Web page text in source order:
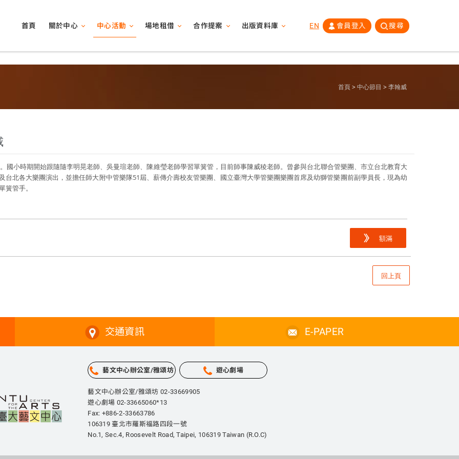
首頁 關於中心 中心活動 場地租借 合作提案 出版資料庫 EN 會員登入 搜尋
首頁 中心節目 李翰威
國小時期開始跟隨隨李明晃老師、吳曼瑄老師、陳維瑩老師學習單簧管，目前師事陳威稜老師。曾參與台北聯合管樂團、市立台北教育大
台北各大樂團演出，並擔任師大附中管樂隊51屆、薪傳介壽校友管樂團、國立臺灣大學管樂團樂團首席及幼獅管樂團前副學員長，現為幼
簧管手。
額滿
回上頁
交通資訊 E-PAPER
藝文中心辦公室/雅頌坊 遊心劇場
藝文中心辦公室/雅頌坊 02-33669905
遊心劇場 02-33665060*13
Fax: +886-2-33663786
106319 臺北市羅斯福路四段一號
No.1, Sec.4, Roosevelt Road, Taipei, 106319 Taiwan (R.O.C)